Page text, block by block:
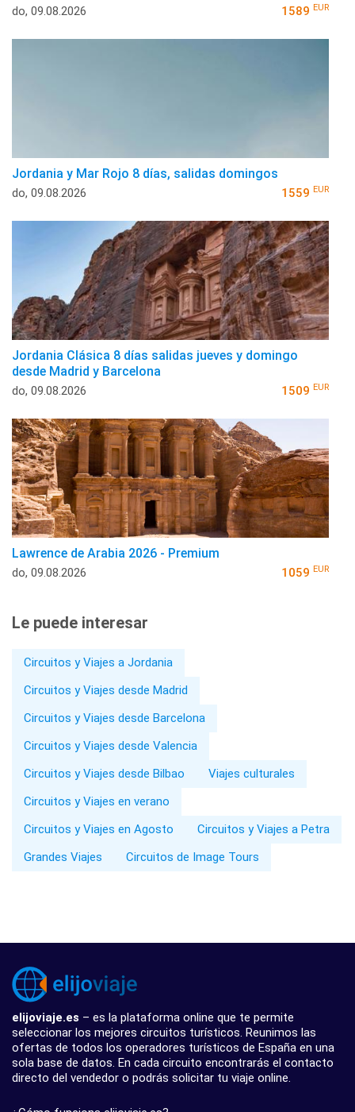
do, 09.08.2026 1589 EUR
Jordania y Mar Rojo 8 días, salidas domingos
do, 09.08.2026 1559 EUR
Jordania Clásica 8 días salidas jueves y domingo
desde Madrid y Barcelona
do, 09.08.2026 1509 EUR
Lawrence de Arabia 2026 - Premium
do, 09.08.2026 1059 EUR
Le puede interesar
Circuitos y Viajes a Jordania
Circuitos y Viajes desde Madrid
Circuitos y Viajes desde Barcelona
Circuitos y Viajes desde Valencia
Circuitos y Viajes desde Bilbao
Viajes culturales
Circuitos y Viajes en verano
Circuitos y Viajes en Agosto
Circuitos y Viajes a Petra
Grandes Viajes
Circuitos de Image Tours
elijoviaje.es – es la plataforma online que te permite
seleccionar los mejores circuitos turísticos. Reunimos las
ofertas de todos los operadores turísticos de España en una
sola base de datos. En cada circuito encontrarás el contacto
directo del vendedor o podrás solicitar tu viaje online.